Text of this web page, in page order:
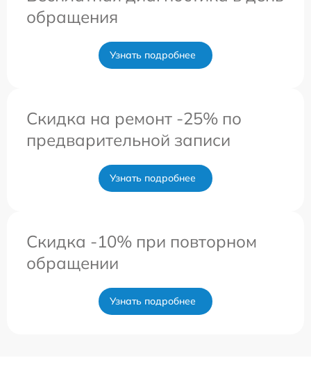
обращения
Узнать подробнее
Скидка на ремонт -25% по
предварительной записи
Узнать подробнее
Скидка -10% при повторном
обращении
Узнать подробнее